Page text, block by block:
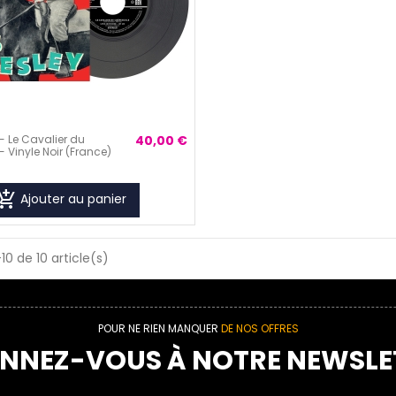
Le Cavalier du
Vinyle Noir (France)
40,00 €
Ajouter au panier
de 10 article(s)
POUR NE RIEN MANQUER DE NOS OFFRES
VOUS À NOTRE